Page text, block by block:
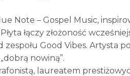
Note – Gospel Music,
łączy złożoność
Good Vibes. Artysta
nowiną”.
laureatem